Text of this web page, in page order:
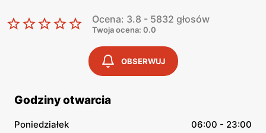
Ocena: 3.8 - 5832 głosów
Twoja ocena: 0.0
OBSERWUJ
Godziny otwarcia
Poniedziałek
06:00 - 23:00